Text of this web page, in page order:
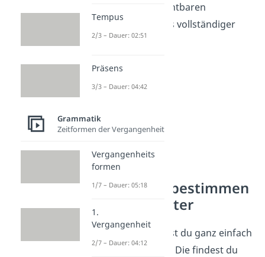
unverzichtbaren
Satzglieder, um
als vollständiger
Satz zu zählen.
Satzglieder bestimmen
— Fragewörter
Satzteile bestimmst du ganz einfach
mit
. Die findest du
Tempus
2/3 – Dauer: 02:51
Präsens
3/3 – Dauer: 04:42
Grammatik
Zeitformen der Vergangenheit
Vergangenheits
formen
1/7 – Dauer: 05:18
1.
Vergangenheit
2/7 – Dauer: 04:12